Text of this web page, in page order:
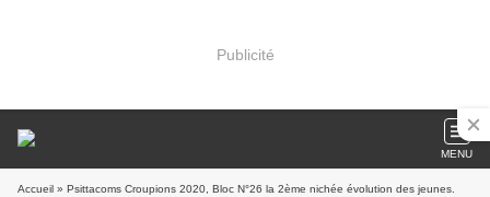
Publicité
MENU
Accueil » Psittacoms Croupions 2020, Bloc N°26 la 2ème nichée évolution des jeunes.